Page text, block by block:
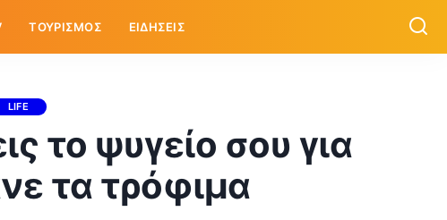
ΤΟΥΡΙΣΜΟΣ ΕΙΔΗΣΕΙΣ
LIFE
το ψυγείο σου για
τα τρόφιμα